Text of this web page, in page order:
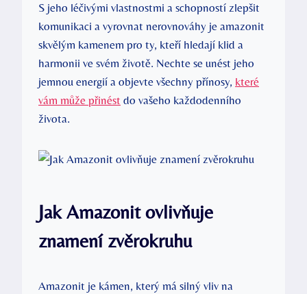
S jeho léčivými vlastnostmi a schopností zlepšit
komunikaci a vyrovnat nerovnováhy je amazonit
skvělým kamenem pro ty, kteří hledají klid a
harmonii ve svém životě. Nechte se unést jeho
jemnou energií a objevte všechny přínosy, které
vám může přinést do vašeho každodenního
života.
Jak Amazonit ovlivňuje
znamení zvěrokruhu
Amazonit je kámen, který má silný vliv na